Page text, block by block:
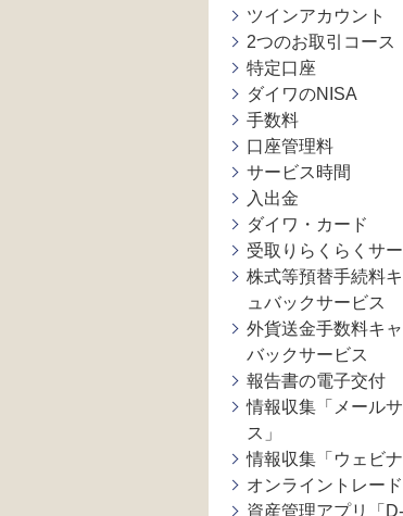
ツインアカウント
2つのお取引コース
特定口座
ダイワのNISA
手数料
口座管理料
サービス時間
入出金
ダイワ・カード
受取りらくらくサ
株式等預替手続料
ュバックサービス
外貨送金手数料キャ
バックサービス
報告書の電子交付
情報収集「メール
ス」
情報収集「ウェビナ
オンライントレード
資産管理アプリ「D-